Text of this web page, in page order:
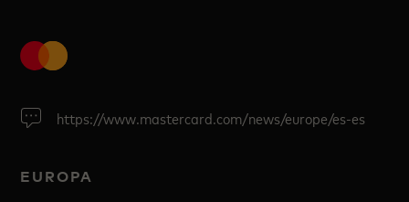
https://www.mastercard.com/news/europe/es-es
EUROPA